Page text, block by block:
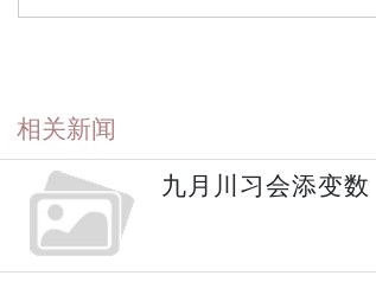
相关新闻
九月川习会添变数